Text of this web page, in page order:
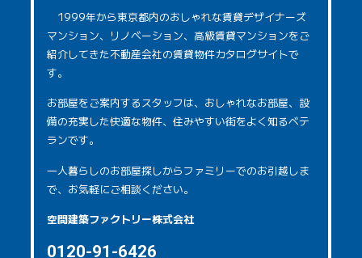
1999年から東京都内のおしゃれな賃貸デザイナーズ
マンション、リノベーション、高級賃貸マンションをご
紹介してきた不動産会社の賃貸物件カタログサイトで
す。
お部屋をご案内するスタッフは、おしゃれなお部屋、設
備の充実した快適な物件、住みやすい街をよく知るベテ
ランです。
一人暮らしのお部屋探しからファミリーでのお引越しま
で、お気軽にご相談ください。
空間建築ファクトリー株式会社
0120-91-6426